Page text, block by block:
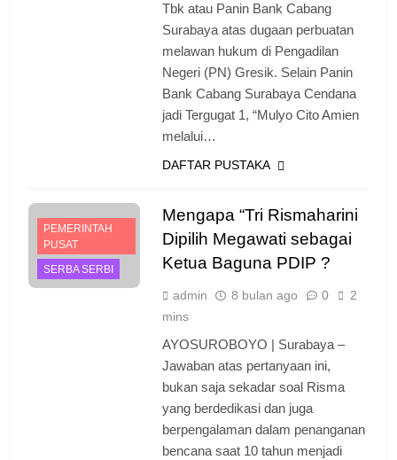
Tbk atau Panin Bank Cabang
Surabaya atas dugaan perbuatan
melawan hukum di Pengadilan
Negeri (PN) Gresik. Selain Panin
Bank Cabang Surabaya Cendana
jadi Tergugat 1, “Mulyo Cito Amien
melalui…
DAFTAR PUSTAKA
PEMERINTAH
PUSAT
SERBA SERBI
Mengapa “Tri Rismaharini
Dipilih Megawati sebagai
Ketua Baguna PDIP ?
admin 8 bulan ago 0
2
mins
AYOSUROBOYO | Surabaya –
Jawaban atas pertanyaan ini,
bukan saja sekadar soal Risma
yang berdedikasi dan juga
berpengalaman dalam penanganan
bencana saat 10 tahun menjadi